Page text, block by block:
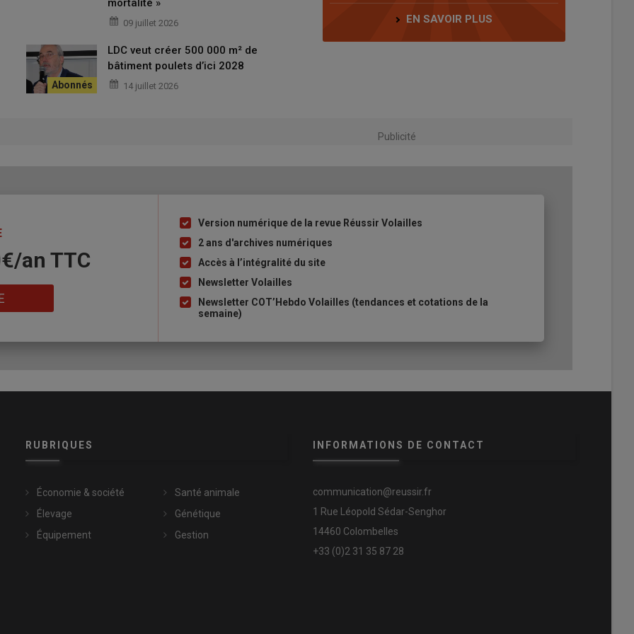
en bio, sol, plein air et cage) et de 55 000 places sous
hors bio est passé de 78,2 semaines en 2023, à 79,4 en
pour 2026 est de dépasser le cap de 80 semaines,
mortalité »
09 juillet 2026
LDC veut créer 500 000 m² de
bâtiment poulets d’ici 2028
14 juillet 2026
EN SAVOIR PLUS
Publicité
an​ TTC
Liste
à
puce
Version numérique de la revue Réussir Volailles
2 ans d'archives numériques
Accès à l’intégralité du site
Newsletter Volailles
Newsletter COT’Hebdo Volailles (tendances et cotations de la
semaine)
RUBRIQUES
Économie & société
Élevage
Équipement
Santé animale
Génétique
Gestion
INFORMATIONS DE CONTACT
communication@reussir.fr
1 Rue Léopold Sédar-Senghor
14460 Colombelles
+33 (0)2 31 35 87 28